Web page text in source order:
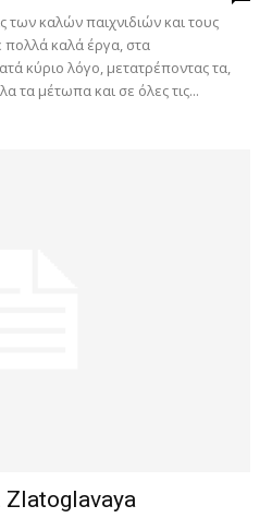
των καλών παιχνιδιών και τους
πολλά καλά έργα, στα
κύριο λόγο, μετατρέποντας τα,
τα μέτωπα και σε όλες τις...
Zlatoglavaya